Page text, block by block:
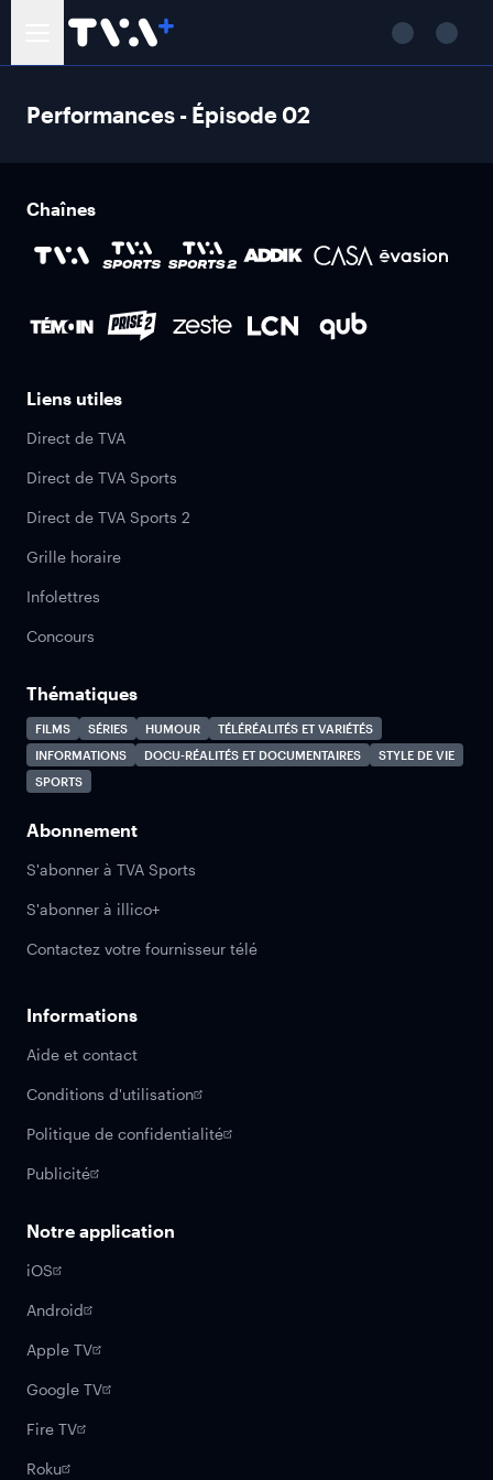
Performances - Épisode 02
Chaînes
Liens utiles
Direct de TVA
Direct de TVA Sports
Direct de TVA Sports 2
Grille horaire
Infolettres
Concours
Thématiques
FILMS SÉRIES HUMOUR
TÉLÉRÉALITÉS ET VARIÉTÉS
INFORMATIONS
DOCU-RÉALITÉS ET DOCUMENTAIRES
STYLE DE VIE
SPORTS
Abonnement
S'abonner à TVA Sports
S'abonner à illico+
Contactez votre fournisseur télé
Informations
Aide et contact
Conditions d'utilisation
Politique de confidentialité
Publicité
Notre application
iOS
Android
Apple TV
Google TV
Fire TV
Roku